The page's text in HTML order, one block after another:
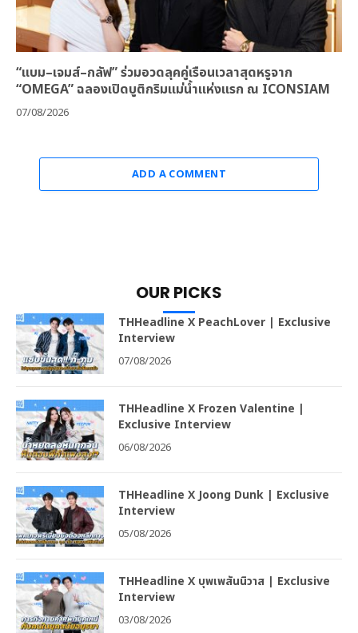
“แบม–เจมส์–กลัฟ” ร่วมอวดลุคคู่เรือนเวลาสุดหรูจาก
“OMEGA” ฉลองเปิดบูติกริมแม่น้ำแห่งแรก ณ ICONSIAM
07/08/2026
ADD A COMMENT
OUR PICKS
THHeadline X PeachLover | Exclusive
Interview
07/08/2026
THHeadline X Frozen Valentine |
Exclusive Interview
06/08/2026
THHeadline X Joong Dunk | Exclusive
Interview
05/08/2026
THHeadline X บุพเพสันนิวาส | Exclusive
Interview
03/08/2026